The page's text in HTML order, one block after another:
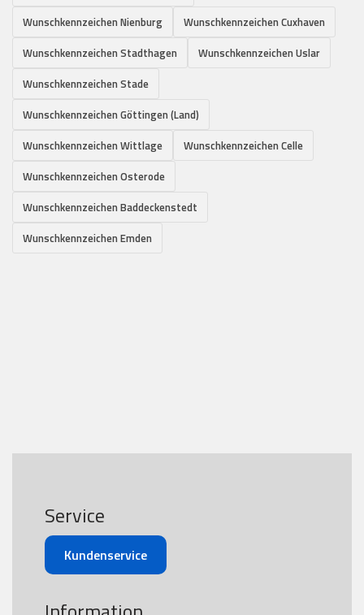
Wunschkennzeichen Nienburg
Wunschkennzeichen Cuxhaven
Wunschkennzeichen Stadthagen
Wunschkennzeichen Uslar
Wunschkennzeichen Stade
Wunschkennzeichen Göttingen (Land)
Wunschkennzeichen Wittlage
Wunschkennzeichen Celle
Wunschkennzeichen Osterode
Wunschkennzeichen Baddeckenstedt
Wunschkennzeichen Emden
Service
Kundenservice